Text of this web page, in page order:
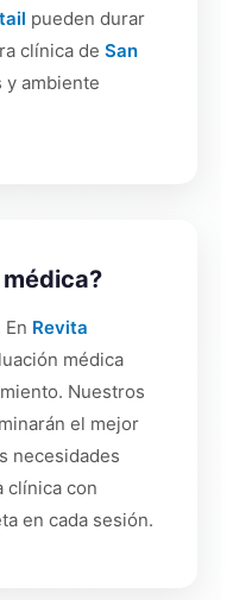
pueden durar
clínica de San
y ambiente
Revita
médica
Nuestros
el mejor
necesidades
clínica con
en cada sesión.